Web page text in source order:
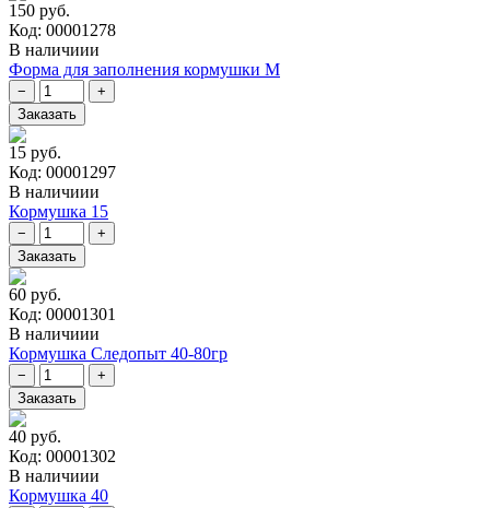
150 руб.
Код: 00001278
В наличиии
Форма для заполнения кормушки M
15 руб.
Код: 00001297
В наличиии
Кормушка 15
60 руб.
Код: 00001301
В наличиии
Кормушка Следопыт 40-80гр
40 руб.
Код: 00001302
В наличиии
Кормушка 40